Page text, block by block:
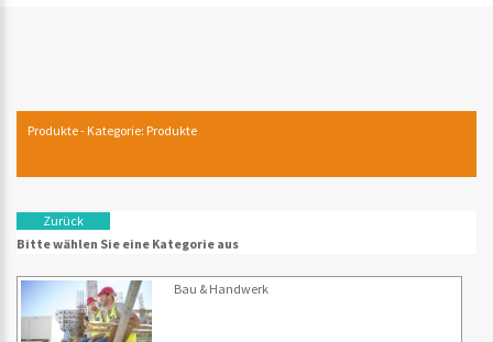
Produkte - Kategorie: Produkte
Zurück
Bitte wählen Sie eine Kategorie aus
Bau & Handwerk